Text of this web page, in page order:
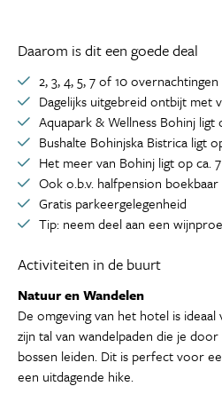
Daarom is dit een goede deal
2, 3, 4, 5, 7 of 10 overnachtingen
Dagelijks uitgebreid ontbijt met
Aquapark & Wellness Bohinj
Bushalte Bohinjska Bistrica ligt
Het meer van Bohinj ligt op ca.
Ook o.b.v. halfpension boekbaar
Gratis parkeergelegenheid
Tip: neem deel aan een
Activiteiten in de buurt
Natuur en Wandelen
De omgeving van het hotel is
zijn tal van wandelpaden die je
bossen leiden. Dit is perfect voor
een uitdagende hike.